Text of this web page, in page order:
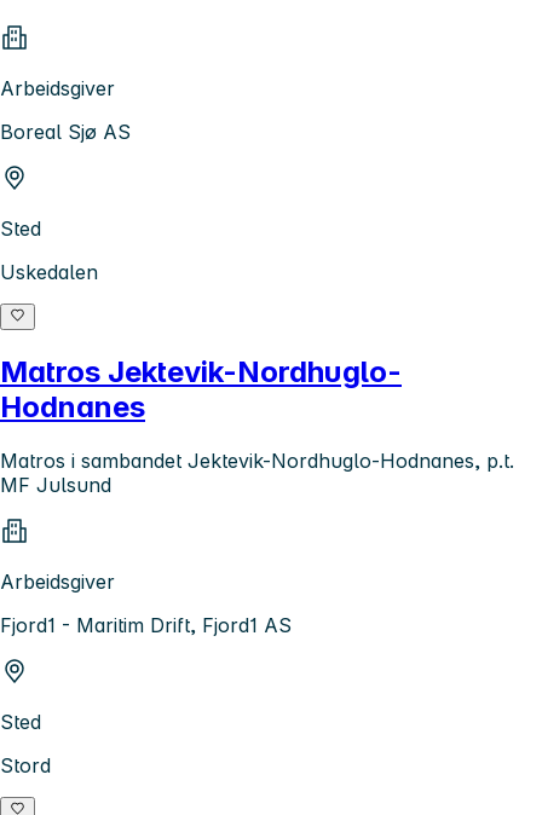
Arbeidsgiver
Boreal Sjø AS
Sted
Uskedalen
Matros Jektevik-Nordhuglo-
Hodnanes
Matros i sambandet Jektevik-Nordhuglo-Hodnanes, p.t.
MF Julsund
Arbeidsgiver
Fjord1 - Maritim Drift, Fjord1 AS
Sted
Stord